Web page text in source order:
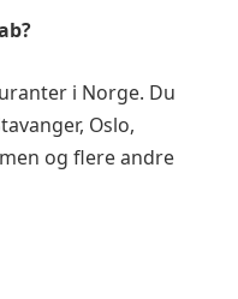
i Norge. Du
Oslo,
og flere andre